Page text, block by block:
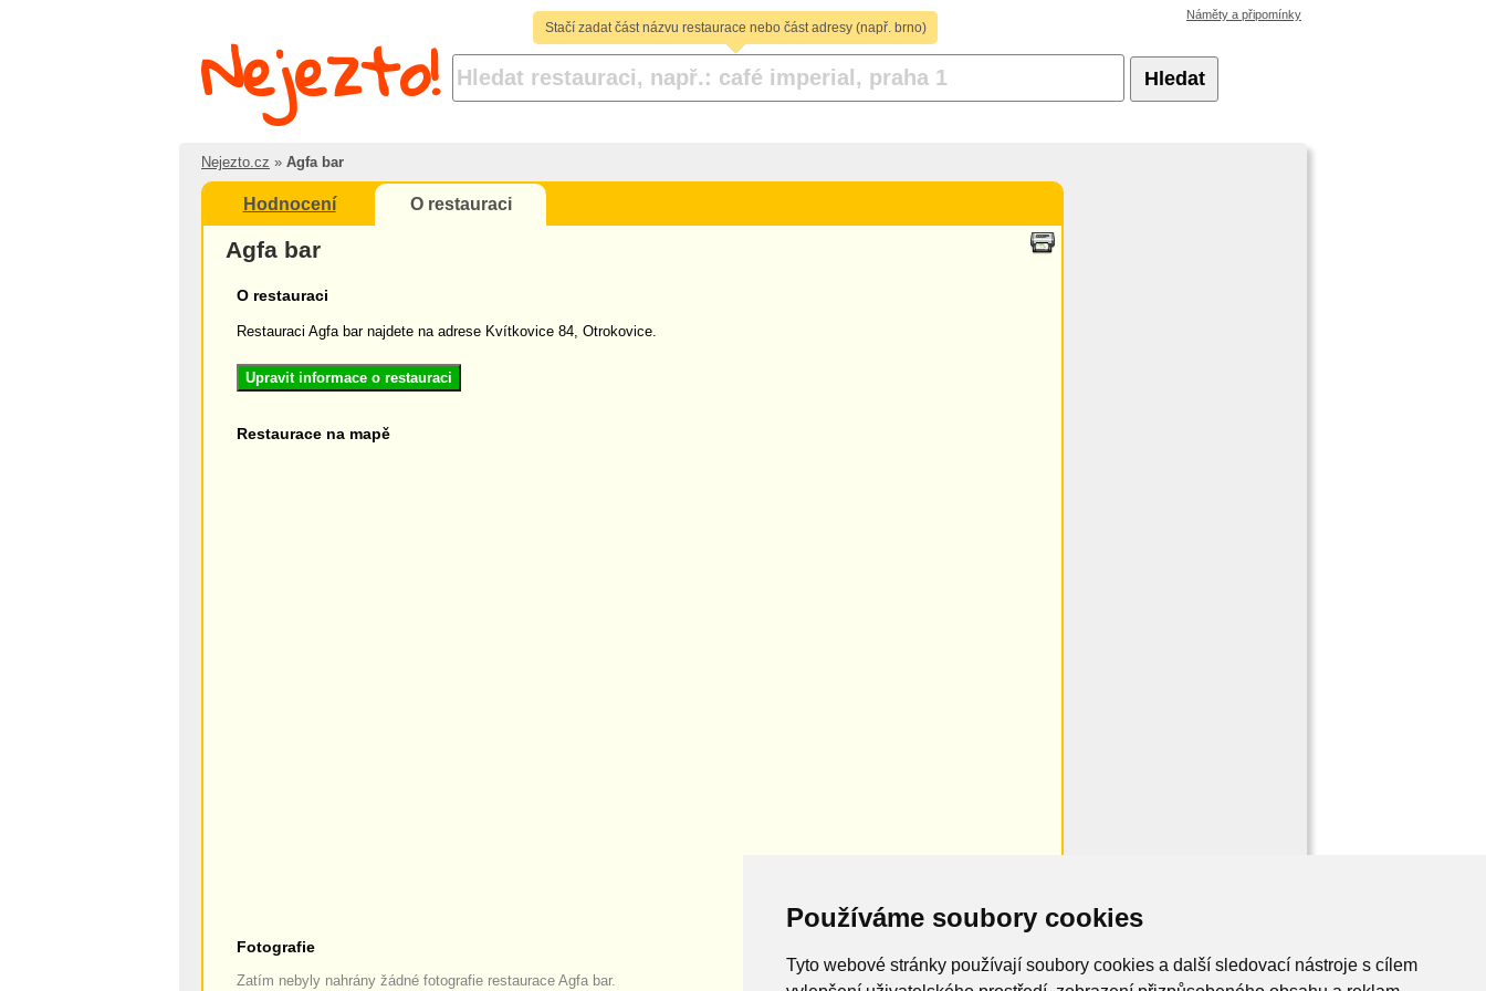
Používáme soubory cookies
Tyto webové stránky používají soubory cookies a další sledovací nástroje s cílem
Stačí zadat část názvu restaurace nebo část adresy (např. brno)
Nejezto! Hledat
Nejezto.cz » Agfa bar
Hodnocení O restauraci
Agfa bar
O restauraci
Restauraci Agfa bar najdete na adrese Kvítkovice 84, Otrokovice.
Upravit informace o restauraci
Restaurace na mapě
Fotografie
Zatím nebyly nahrány žádné fotografie restaurace Agfa bar.
Náměty a připomínky